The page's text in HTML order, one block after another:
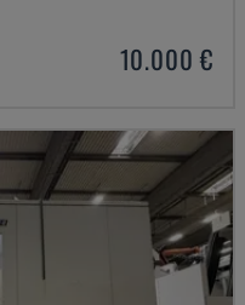
10.000 €